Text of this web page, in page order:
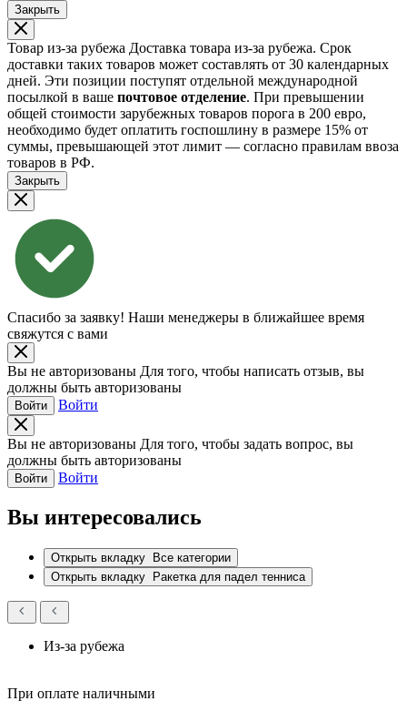
Закрыть
Товар из-за рубежа Доставка товара из-за рубежа. Срок
доставки таких товаров может составлять от 30 календарных
дней. Эти позиции поступят отдельной международной
посылкой в ваше почтовое отделение. При превышении
общей стоимости зарубежных товаров порога в 200 евро,
необходимо будет оплатить госпошлину в размере 15% от
суммы, превышающей этот лимит — согласно правилам ввоза
товаров в РФ.
Закрыть
Спасибо за заявку! Наши менеджеры в ближайшее время
свяжутся с вами
Вы не авторизованы Для того, чтобы написать отзыв, вы
должны быть авторизованы
Войти Войти
Вы не авторизованы Для того, чтобы задать вопрос, вы
должны быть авторизованы
Войти Войти
Вы интересовались
Открыть вкладку
Все категории
Открыть вкладку
Ракетка для падел тенниса
Из-за рубежа
При оплате наличными